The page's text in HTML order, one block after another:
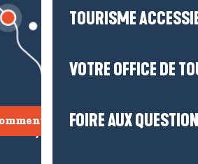
TOURISME
VOTRE OFFICE DE
FOIRE AUX
venir ?